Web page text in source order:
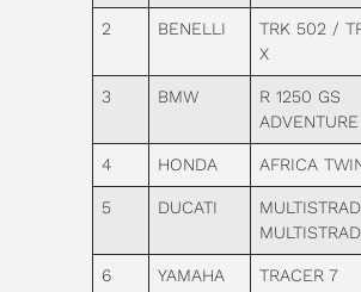
2 BENELLI
TRK 502 /
X
3 BMW
R 1250 GS
ADVENTURE
4 HONDA AFRICA
5 DUCATI
6 YAMAHA TRACER 7